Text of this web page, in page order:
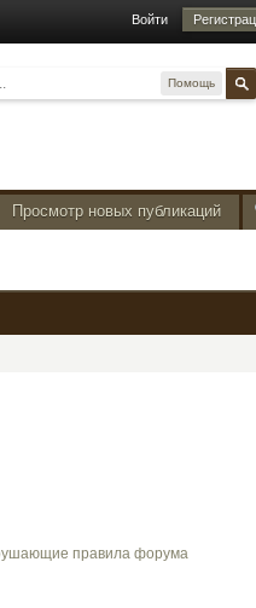
Войти
Помощь
Просмотр новых публикаций
правила форума